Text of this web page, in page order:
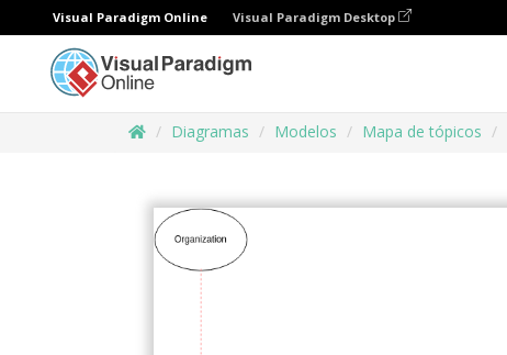
Visual Paradigm Online Visual Paradigm Desktop
Diagramas Modelos Mapa de tópicos